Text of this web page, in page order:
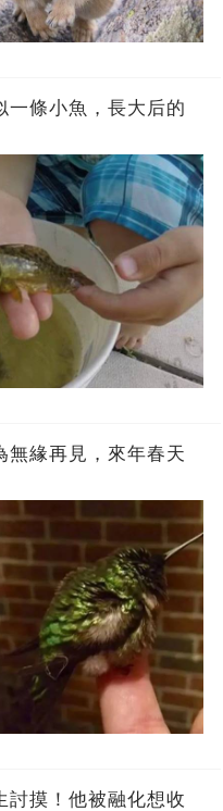
一條小魚，長大后的
無緣再見，來年春天
討摸！他被融化想收